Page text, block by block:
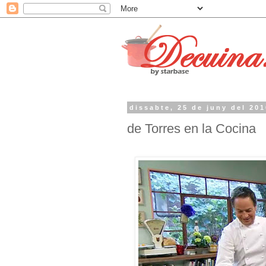
dissabte, 25 de juny del
de Torres en la Cocina